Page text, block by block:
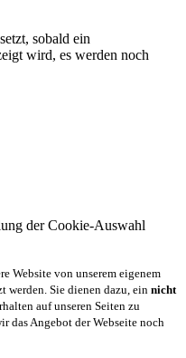
sobald ein
wird, es werden noch
der Cookie-Auswahl
Website von unserem eigenem
werden. Sie dienen dazu, ein nicht
auf unseren Seiten zu
das Angebot der Webseite noch